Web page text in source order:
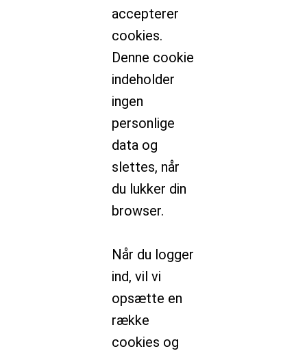
accepterer
cookies.
Denne cookie
indeholder
ingen
personlige
data og
slettes, når
du lukker din
browser.
Når du logger
ind, vil vi
opsætte en
række
cookies og